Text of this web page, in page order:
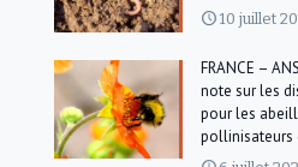
10 juillet
FRANCE –
note sur les
pour les
pollinisateurs